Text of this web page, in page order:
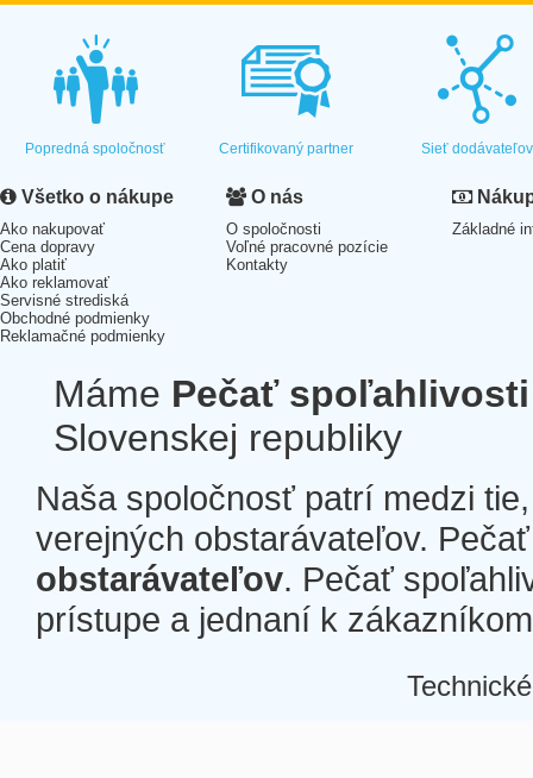
Popredná spoločnosť Certifikovaný partner Sieť dodávateľov
Všetko o nákupe
Ako nakupovať
Cena dopravy
Ako platiť
Ako reklamovať
Servisné strediská
Obchodné podmienky
Reklamačné podmienky
O nás
O spoločnosti
Voľné pracovné pozície
Kontakty
Základné
Máme Pečať spoľahlivosti
Slovenskej republiky
Naša spoločnosť patrí medzi
verejných obstarávateľov.
obstarávateľov. Pečať
prístupe a jednaní k